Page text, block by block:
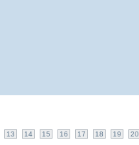
13 14 15 16 17 18 19 20